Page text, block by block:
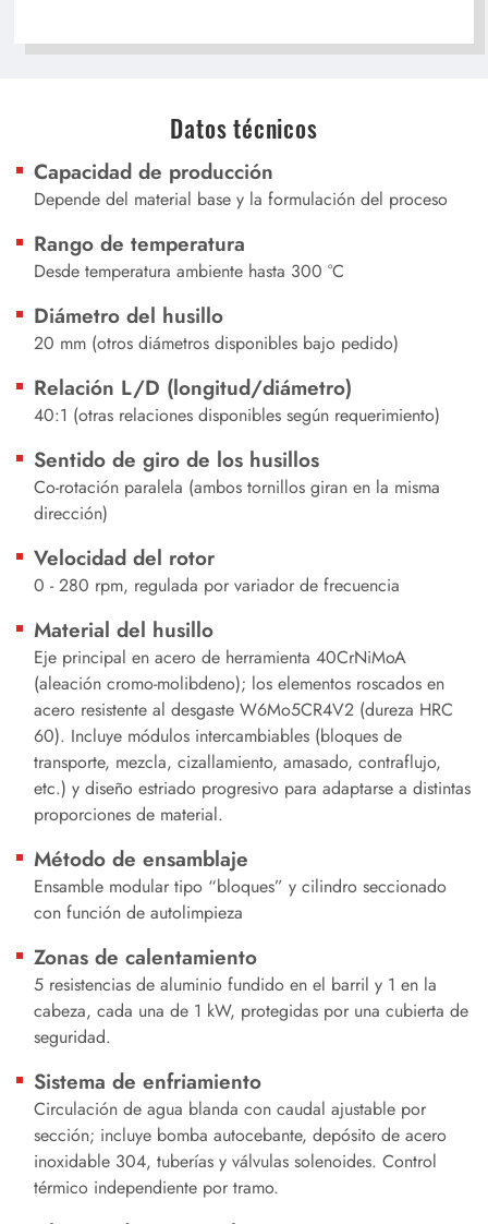
Datos técnicos
Capacidad de producción
Depende del material base y la formulación del proceso
Rango de temperatura
Desde temperatura ambiente hasta 300 °C
Diámetro del husillo
20 mm (otros diámetros disponibles bajo pedido)
Relación L/D (longitud/diámetro)
40:1 (otras relaciones disponibles según requerimiento)
Sentido de giro de los husillos
Co-rotación paralela (ambos tornillos giran en la misma
dirección)
Velocidad del rotor
0 - 280 rpm, regulada por variador de frecuencia
Material del husillo
Eje principal en acero de herramienta 40CrNiMoA
(aleación cromo‑molibdeno); los elementos roscados en
acero resistente al desgaste W6Mo5CR4V2 (dureza HRC
60). Incluye módulos intercambiables (bloques de
transporte, mezcla, cizallamiento, amasado, contraflujo,
etc.) y diseño estriado progresivo para adaptarse a distintas
proporciones de material.
Método de ensamblaje
Ensamble modular tipo “bloques” y cilindro seccionado
con función de autolimpieza
Zonas de calentamiento
5 resistencias de aluminio fundido en el barril y 1 en la
cabeza, cada una de 1 kW, protegidas por una cubierta de
seguridad.
Sistema de enfriamiento
Circulación de agua blanda con caudal ajustable por
sección; incluye bomba autocebante, depósito de acero
inoxidable 304, tuberías y válvulas solenoides. Control
térmico independiente por tramo.